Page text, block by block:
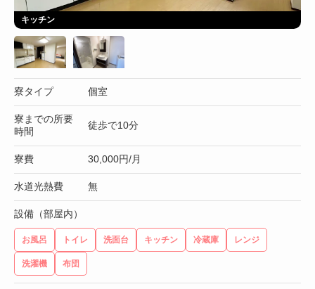
キッチン
寮タイプ 個室
寮までの所要
時間
徒歩で10分
寮費 30,000円/月
水道光熱費 無
設備（部屋内）
お風呂 トイレ 洗面台 キッチン 冷蔵庫 レンジ
洗濯機 布団